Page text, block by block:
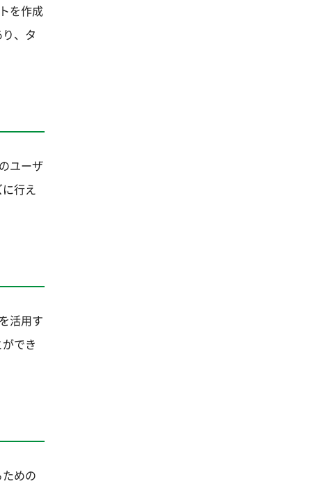
を作成
、タ
ユーザ
行え
活用す
でき
めの